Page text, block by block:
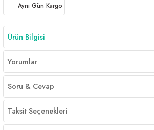
Aynı Gün Kargo
Ürün Bilgisi
Yorumlar
Soru & Cevap
Taksit Seçenekleri